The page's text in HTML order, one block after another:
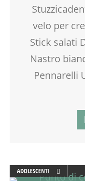
TEENAGER
TEMPO LIBERO
VIA FARUFFINI
WORKSHOP
velo per
Stick salati
Nastro
Pennarelli
ADOLESCENTI